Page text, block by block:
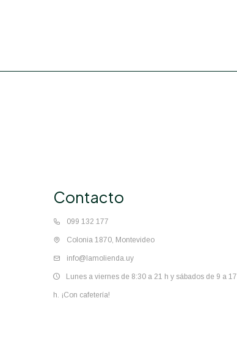
Contacto
099 132 177
Colonia 1870, Montevideo
info@lamolienda.uy
Lunes a viernes de 8:30 a 21 h y sábados de 9 a 17
h. ¡Con cafetería!